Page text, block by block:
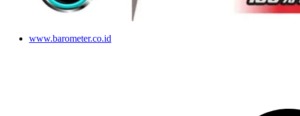
www.barometer.co.id